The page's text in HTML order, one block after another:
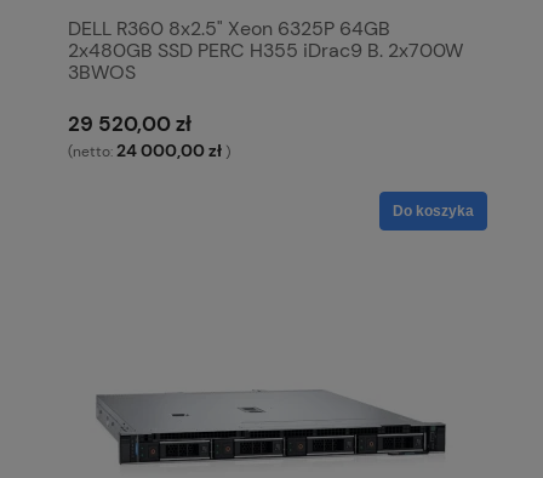
DELL R360 8x2.5" Xeon 6325P 64GB
2x480GB SSD PERC H355 iDrac9 B. 2x700W
3BWOS
29 520,00 zł
(netto:24 000,00 zł )
Do koszyka